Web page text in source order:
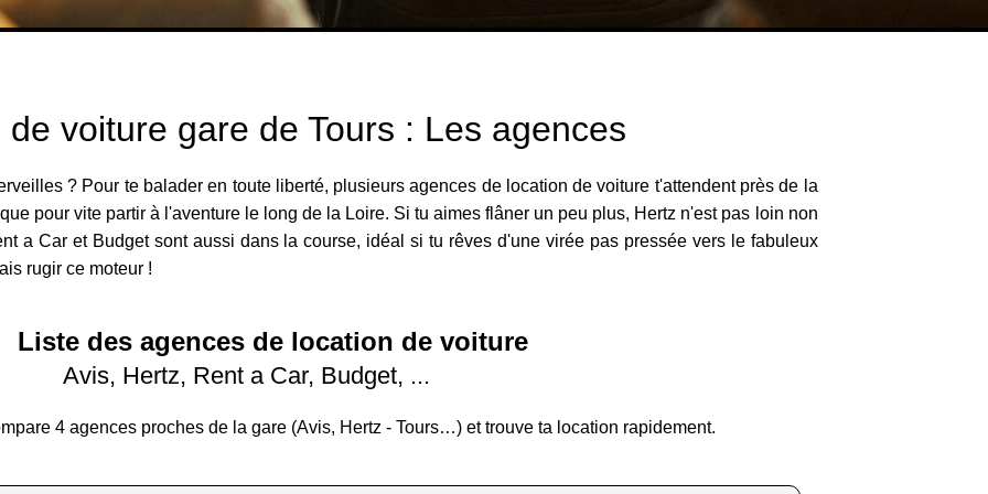
de voiture gare de Tours : Les agences
? Pour te balader en toute liberté, plusieurs agences de location de voiture t'attendent près de la
pour vite partir à l'aventure le long de la Loire. Si tu aimes flâner un peu plus, Hertz n'est pas loin non
a Car et Budget sont aussi dans la course, idéal si tu rêves d'une virée pas pressée vers le fabuleux
rugir ce moteur !
Liste des agences de location de voiture
Avis, Hertz, Rent a Car, Budget, ...
4 agences proches de la gare (Avis, Hertz - Tours…) et trouve ta location rapidement.